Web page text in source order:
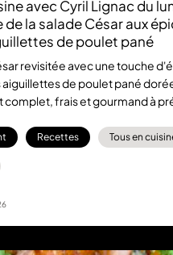
avec Cyril Lignac du
la salade César aux
de poulet pané
revisitée avec une touche
de poulet pané
complet, frais et gourmand à
du lundi à vendredi à 18:30 sur
Recettes Tous en